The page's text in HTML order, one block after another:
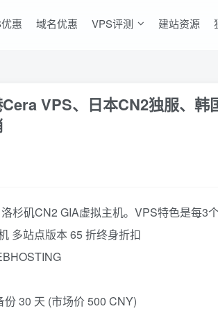
惠 域名优惠 VPS评测 建站资源
VPS、日本CN2独服、
杉矶CN2 GIA虚拟主机。VPS特色是每3
多站点版本 65 折终身折扣
30 天 (市场价 500 CNY)